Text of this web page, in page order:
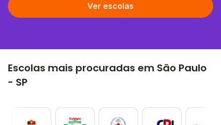
Ver escolas
Escolas mais procuradas em São Paulo
- SP